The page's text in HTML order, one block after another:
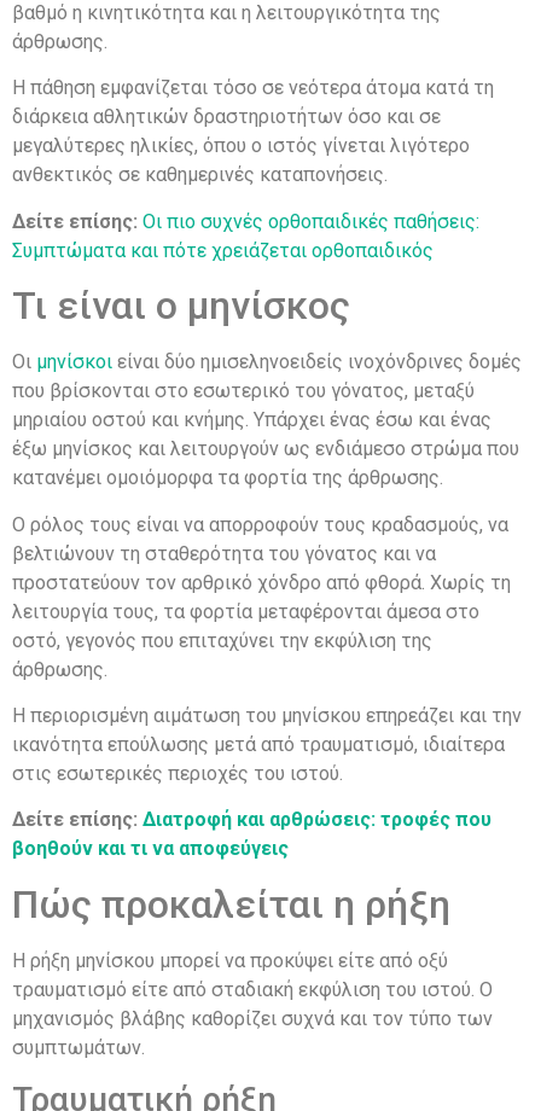
βαθμό η κινητικότητα και η λειτουργικότητα της
άρθρωσης.
Η πάθηση εμφανίζεται τόσο σε νεότερα άτομα κατά τη
διάρκεια αθλητικών δραστηριοτήτων όσο και σε
μεγαλύτερες ηλικίες, όπου ο ιστός γίνεται λιγότερο
ανθεκτικός σε καθημερινές καταπονήσεις.
Δείτε επίσης: Οι πιο συχνές ορθοπαιδικές παθήσεις:
Συμπτώματα και πότε χρειάζεται ορθοπαιδικός
Τι είναι ο μηνίσκος
Οι μηνίσκοι είναι δύο ημισεληνοειδείς ινοχόνδρινες δομές
που βρίσκονται στο εσωτερικό του γόνατος, μεταξύ
μηριαίου οστού και κνήμης. Υπάρχει ένας έσω και ένας
έξω μηνίσκος και λειτουργούν ως ενδιάμεσο στρώμα που
κατανέμει ομοιόμορφα τα φορτία της άρθρωσης.
Ο ρόλος τους είναι να απορροφούν τους κραδασμούς, να
βελτιώνουν τη σταθερότητα του γόνατος και να
προστατεύουν τον αρθρικό χόνδρο από φθορά. Χωρίς τη
λειτουργία τους, τα φορτία μεταφέρονται άμεσα στο
οστό, γεγονός που επιταχύνει την εκφύλιση της
άρθρωσης.
Η περιορισμένη αιμάτωση του μηνίσκου επηρεάζει και την
ικανότητα επούλωσης μετά από τραυματισμό, ιδιαίτερα
στις εσωτερικές περιοχές του ιστού.
Δείτε επίσης: Διατροφή και αρθρώσεις: τροφές που
βοηθούν και τι να αποφεύγεις
Πώς προκαλείται η ρήξη
Η ρήξη μηνίσκου μπορεί να προκύψει είτε από οξύ
τραυματισμό είτε από σταδιακή εκφύλιση του ιστού. Ο
μηχανισμός βλάβης καθορίζει συχνά και τον τύπο των
συμπτωμάτων.
Τραυματική ρήξη